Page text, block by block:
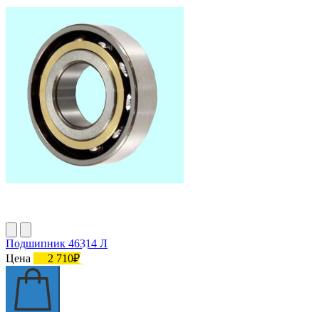
Подшипник 46314 Л
Цена
2 710₽